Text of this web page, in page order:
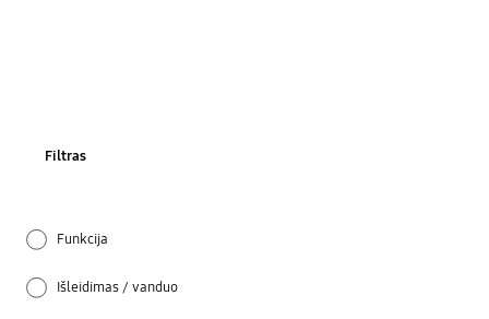
Filtras
Funkcija
Išleidimas / vanduo